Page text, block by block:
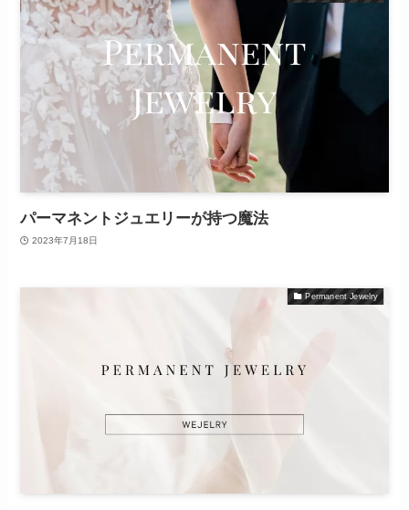
パーマネントジュエリーが持つ魔法
2023年7月18日
Permanent Jewelry